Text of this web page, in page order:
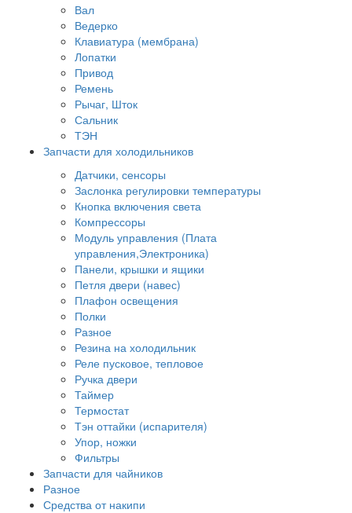
Вал
Ведерко
Клавиатура (мембрана)
Лопатки
Привод
Ремень
Рычаг, Шток
Сальник
ТЭН
Запчасти для холодильников
Датчики, сенсоры
Заслонка регулировки температуры
Кнопка включения света
Компрессоры
Модуль управления (Плата
управления,Электроника)
Панели, крышки и ящики
Петля двери (навес)
Плафон освещения
Полки
Разное
Резина на холодильник
Реле пусковое, тепловое
Ручка двери
Таймер
Термостат
Тэн оттайки (испарителя)
Упор, ножки
Фильтры
Запчасти для чайников
Разное
Средства от накипи